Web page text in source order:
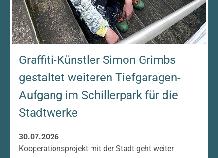
Graffiti-Künstler Simon Grimbs
gestaltet weiteren Tiefgaragen-
Aufgang im Schillerpark für die
Stadtwerke
30.07.2026
Kooperationsprojekt mit der Stadt geht weiter